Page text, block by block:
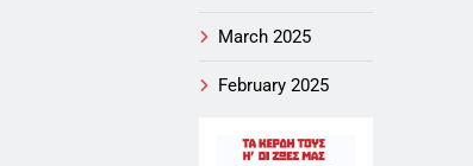
March 2025
February 2025